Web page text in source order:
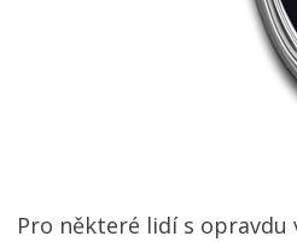
Pro některé lidí s